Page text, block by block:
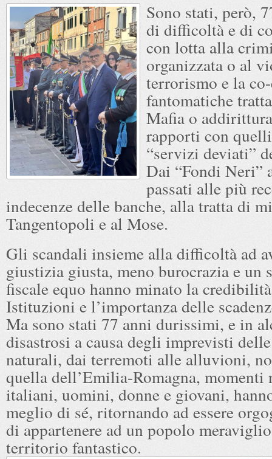
Sono stati, però,
di difficoltà e di
con lotta alla
organizzata o al
terrorismo e la
fantomatiche
Mafia o
rapporti con
“servizi deviati”
Dai “Fondi Neri”
passati alle più
indecenze delle banche, alla tratta di
Tangentopoli e al Mose.
Gli scandali insieme alla difficoltà ad
giustizia giusta, meno burocrazia e un
fiscale equo hanno minato la
Istituzioni e l’importanza delle
Ma sono stati 77 anni durissimi, e in
disastrosi a causa degli imprevisti
naturali, dai terremoti alle alluvioni,
quella dell’Emilia-Romagna,
italiani, uomini, donne e giovani,
meglio di sé, ritornando ad essere
di appartenere ad un popolo
territorio fantastico.